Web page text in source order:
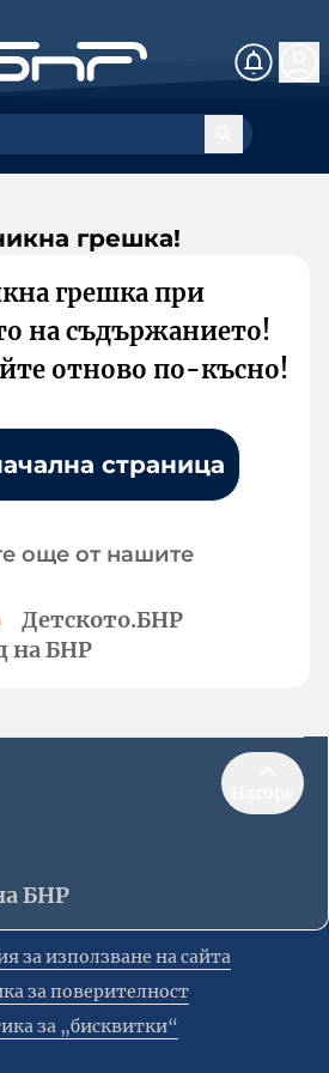
грешка!
грешка при
на съдържанието!
отново по-късно!
страница
още от нашите
Детското.БНР
на БНР
БНР
за използване на сайта
за поверителност
за „бисквитки“